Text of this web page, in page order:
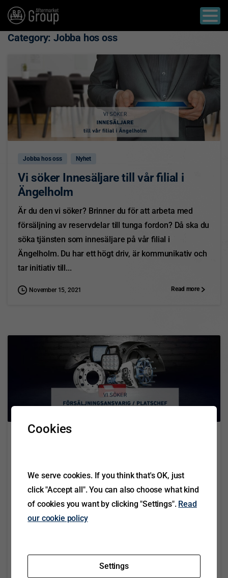
Category: Jobba hos oss
Jobba hos oss Nyhet
Vi söker Innesäljare till vår filial i
Ängelholm
Är du den vi söker? Brinner du för att arbeta med
försäljning av reservdelar till tunga fordon? Då ska du
söka tjänsten som innesäljare på vår filial i
Ängelholm. Du har ett högt driv, är kommunikativ och
tar initiativ till...
November 15, 2021 Read more
Platschef till vår filial i Malmö
Arbetsbeskrivning Är du en aktiv ledare och driven
säljare? Vill du bli en viktig del av en global och
marknadsledande reservdelsspecialist? Vår
Cookies
We serve cookies. If you think that's OK, just
click "Accept all". You can also choose what kind
of cookies you want by clicking "Settings". Read
our cookie policy
Settings